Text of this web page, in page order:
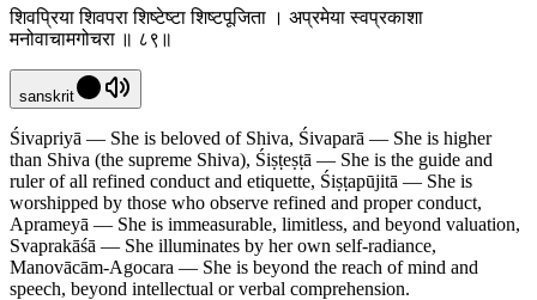
शिवप्रिया शिवपरा शिष्टेष्टा शिष्टपूजिता । अप्रमेया स्वप्रकाशा
मनोवाचामगोचरा ॥ ८९॥
sanskrit
Śivapriyā — She is beloved of Shiva, Śivaparā — She is higher
than Shiva (the supreme Shiva), Śiṣṭeṣṭā — She is the guide and
ruler of all refined conduct and etiquette, Śiṣṭapūjitā — She is
worshipped by those who observe refined and proper conduct,
Aprameyā — She is immeasurable, limitless, and beyond valuation,
Svaprakāśā — She illuminates by her own self-radiance,
Manovācām-Agocara — She is beyond the reach of mind and
speech, beyond intellectual or verbal comprehension.